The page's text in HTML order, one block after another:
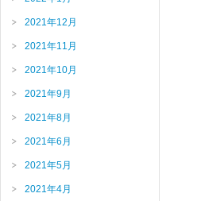
2021年12月
2021年11月
2021年10月
2021年9月
2021年8月
2021年6月
2021年5月
2021年4月